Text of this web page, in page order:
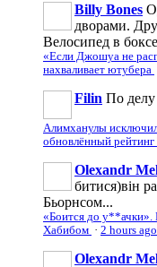
Billy Bones
дворами.
Велосипед в
«Если Джошуа не
нахваливает ютубера
Filin По делу
Алимханулы
обновлённый
Olexandr
битися)він
Бьорнсом...
«Боится до у**ачки».
Хабибом · 2 hours ago
Olexandr